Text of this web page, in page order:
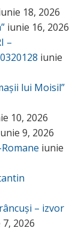
18, 2026
iunie 16, 2026
–
iunie
lui Moisil”
10, 2026
9, 2026
iunie
– izvor
2026